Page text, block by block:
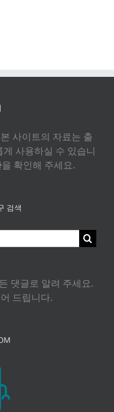
사이트의 자료는 출
사용하실 수 있습니
을 확인해 주세요.
검색
댓글로 알려 주세요.
드립니다.